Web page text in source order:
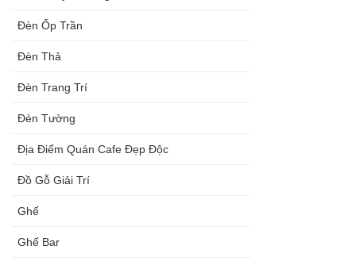
Đèn Ốp Trần
Đèn Thả
Đèn Trang Trí
Đèn Tường
Địa Điểm Quán Cafe Đẹp Độc
Đồ Gỗ Giải Trí
Ghế
Ghế Bar